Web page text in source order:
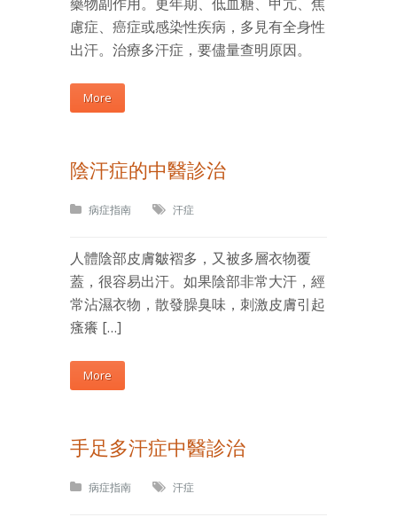
慮症、癌症或感染性疾病，多見有全身性
出汗。治療多汗症，要儘量查明原因。
More
陰汗症的中醫診治
病症指南 汗症
人體陰部皮膚皺褶多，又被多層衣物覆
蓋，很容易出汗。如果陰部非常大汗，經
常沾濕衣物，散發臊臭味，刺激皮膚引起
瘙癢 […]
More
手足多汗症中醫診治
病症指南 汗症